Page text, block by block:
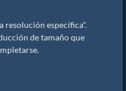
resolución específica".
de tamaño que